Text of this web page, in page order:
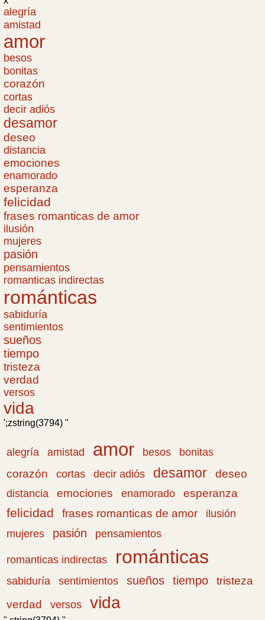
alegría
amistad
amor
besos
bonitas
corazón
cortas
decir adiós
desamor
deseo
distancia
emociones
enamorado
esperanza
felicidad
frases romanticas de amor
ilusión
mujeres
pasión
pensamientos
romanticas indirectas
románticas
sabiduría
sentimientos
sueños
tiempo
tristeza
verdad
versos
vida
';zstring(3794) "
alegría amistad amor besos
bonitas
corazón
cortas decir adiós desamor deseo
distancia emociones enamorado esperanza
felicidad frases romanticas de amor
ilusión
mujeres
pasión pensamientos
romanticas indirectas románticas
sabiduría sentimientos sueños tiempo
tristeza
verdad
versos vida